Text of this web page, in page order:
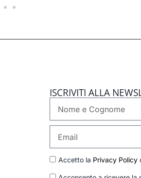
ISCRIVITI ALLA
Cognome
GDPRAccetto la Privacy Policy
Newsletter